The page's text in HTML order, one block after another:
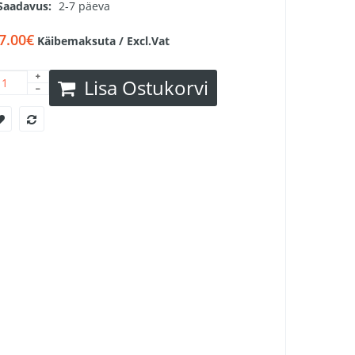
2-7 päeva
Käibemaksuta / Excl.Vat
Lisa Ostukorvi